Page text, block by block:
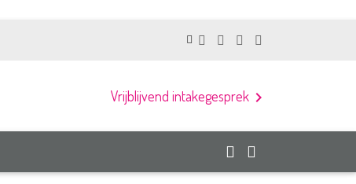
Vrijblijvend intakegesprek chevron_right